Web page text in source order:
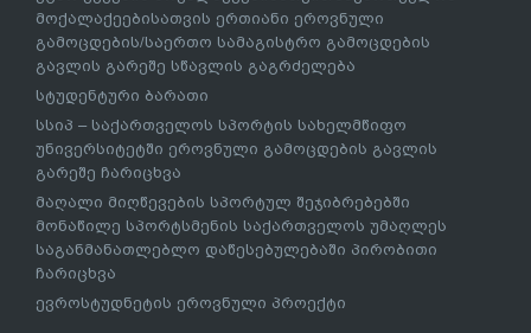
მოქალაქეებისათვის ერთიანი ეროვნული
გამოცდების/საერთო სამაგისტრო გამოცდების
გავლის გარეშე სწავლის გაგრძელება
სტუდენტური ბარათი
სსიპ – საქართველოს სპორტის სახელმწიფო
უნივერსიტეტში ეროვნული გამოცდების გავლის
გარეშე ჩარიცხვა
მაღალი მიღწევების სპორტულ შეჯიბრებებში
მონაწილე სპორტსმენის საქართველოს უმაღლეს
საგანმანათლებლო დაწესებულებაში პირობითი
ჩარიცხვა
ევროსტუდნეტის ეროვნული პროექტი